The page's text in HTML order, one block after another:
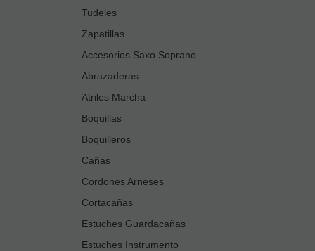
Tudeles
Zapatillas
Accesorios Saxo Soprano
Abrazaderas
Atriles Marcha
Boquillas
Boquilleros
Cañas
Cordones Arneses
Cortacañas
Estuches Guardacañas
Estuches Instrumento